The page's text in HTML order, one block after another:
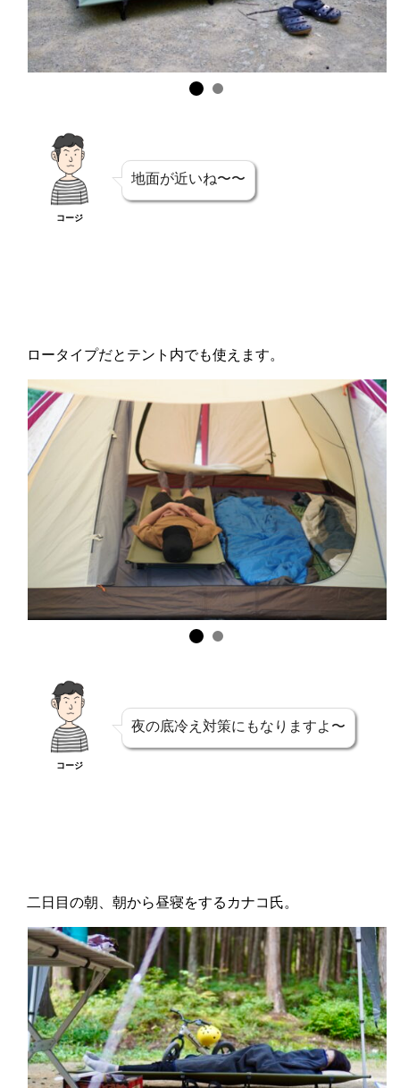
コージ
地面が近いね〜〜
ロータイプだとテント内でも使えます。
コージ
夜の底冷え対策にもなりますよ〜
二日目の朝、朝から昼寝をするカナコ氏。